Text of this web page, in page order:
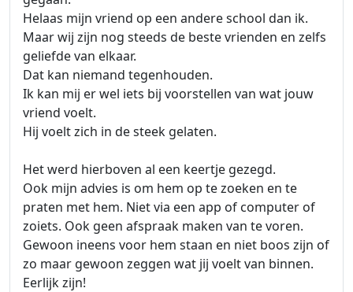
Helaas mijn vriend op een andere school dan ik.
Maar wij zijn nog steeds de beste vrienden en zelfs
geliefde van elkaar.
Dat kan niemand tegenhouden.
Ik kan mij er wel iets bij voorstellen van wat jouw
vriend voelt.
Hij voelt zich in de steek gelaten.
Het werd hierboven al een keertje gezegd.
Ook mijn advies is om hem op te zoeken en te
praten met hem. Niet via een app of computer of
zoiets. Ook geen afspraak maken van te voren.
Gewoon ineens voor hem staan en niet boos zijn of
zo maar gewoon zeggen wat jij voelt van binnen.
Eerlijk zijn!